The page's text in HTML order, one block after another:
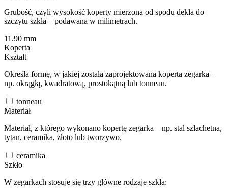
Grubość, czyli wysokość koperty mierzona od spodu dekla do
szczytu szkła – podawana w milimetrach.
11.90 mm
Koperta
Kształt
Określa formę, w jakiej została zaprojektowana koperta zegarka –
np. okrągłą, kwadratową, prostokątną lub tonneau.
tonneau
Materiał
Materiał, z którego wykonano kopertę zegarka – np. stal szlachetna,
tytan, ceramika, złoto lub tworzywo.
ceramika
Szkło
W zegarkach stosuje się trzy główne rodzaje szkła: